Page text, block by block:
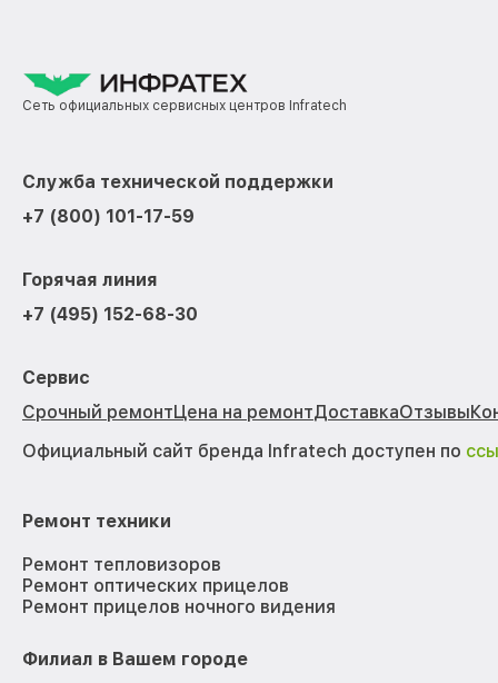
Сеть официальных сервисных центров Infratech
Служба технической поддержки
+7 (800) 101-17-59
Горячая линия
+7 (495) 152-68-30
Сервис
Срочный ремонтЦена на ремонтДоставкаОтзывы
Официальный сайт бренда Infratech доступен по
Ремонт техники
Ремонт тепловизоров
Ремонт оптических прицелов
Ремонт прицелов ночного видения
Филиал в Вашем городе